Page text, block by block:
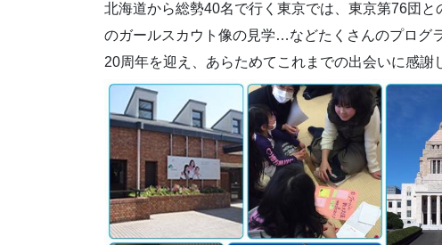
北海道から総勢40名で行く東京では、東京第76団と
のガールスカウ ト像の見学…などたくさんのプログ
20周年を迎え、あらためてこれまでの出会いに感謝